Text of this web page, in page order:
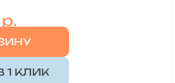
1 КЛИК